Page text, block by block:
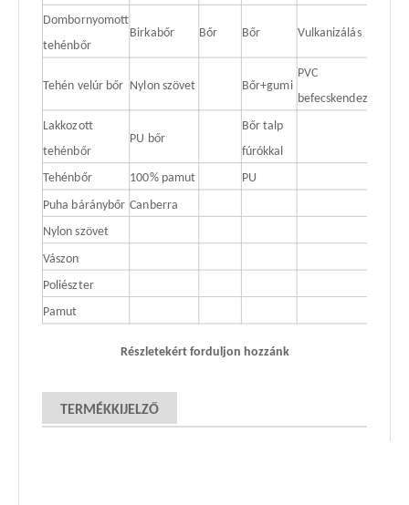
Dombornyomott
tehénbőr
Birkabőr Bőr Bőr Vulkanizálás
Tehén velúr bőr Nylon szövet Bőr+gumi
PVC
befecskendezés
Lakkozott
tehénbőr
PU bőr
Bőr talp
fúrókkal
Tehénbőr
100% pamut
PU
Puha báránybőr Canberra
Nylon szövet
Vászon
Poliészter
Pamut
Részletekért forduljon hozzánk
TERMÉKKIJELZŐ